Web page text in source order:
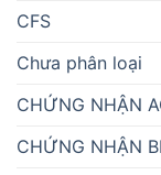
CFS
Chưa phân loại
CHỨNG NHẬN
CHỨNG NHẬN